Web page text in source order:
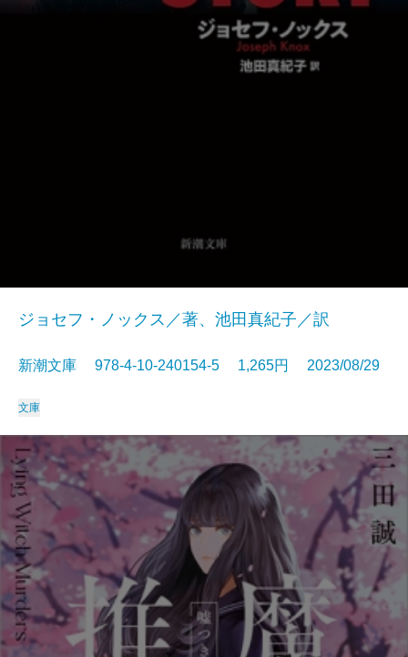
ジョセフ・ノックス／著、池田真紀子／訳
新潮文庫 978-4-10-240154-5 1,265円 2023/08/29
文庫